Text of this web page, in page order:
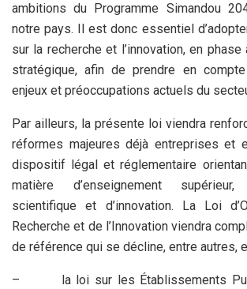
ambitions du Programme Simandou
notre pays. Il est donc essentiel
sur la recherche et l’innovation, en
stratégique, afin de prendre en
enjeux et préoccupations actuels du
Par ailleurs, la présente loi viendra
réformes majeures déjà entreprises et
dispositif légal et réglementaire
matière d’enseignement
scientifique et d’innovation. La Loi
Recherche et de l’Innovation viendra
de référence qui se décline, entre autres,
–
la loi sur les Établissements